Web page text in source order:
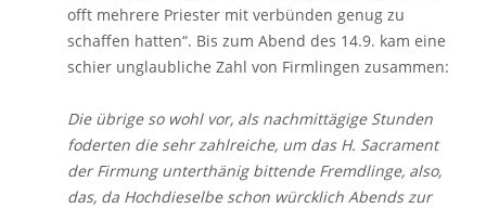
offt mehrere Priester mit verbünden genug zu
schaffen hatten“. Bis zum Abend des 14.9. kam eine
schier unglaubliche Zahl von Firmlingen zusammen:
Die übrige so wohl vor, als nachmittägige Stunden
foderten die sehr zahlreiche, um das H. Sacrament
der Firmung unterthänig bittende Fremdlinge, also,
das, da Hochdieselbe schon würcklich Abends zur